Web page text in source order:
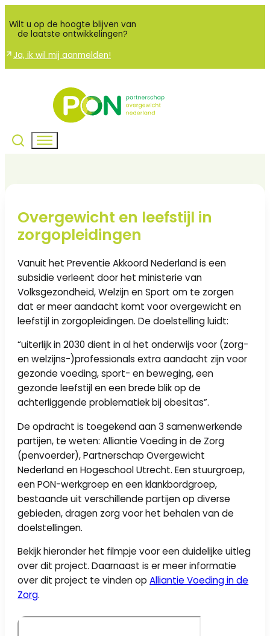
Wilt u op de hoogte blijven van
de laatste ontwikkelingen?
Ja, ik wil mij aanmelden!
Overgewicht en leefstijl in
zorgopleidingen
Vanuit het Preventie Akkoord Nederland is een
subsidie verleent door het ministerie van
Volksgezondheid, Welzijn en Sport om te zorgen
dat er meer aandacht komt voor overgewicht en
leefstijl in zorgopleidingen. De doelstelling luidt:
“uiterlijk in 2030 dient in al het onderwijs voor (zorg-
en welzijns-)professionals extra aandacht zijn voor
gezonde voeding, sport- en beweging, een
gezonde leefstijl en een brede blik op de
achterliggende problematiek bij obesitas”.
De opdracht is toegekend aan 3 samenwerkende
partijen, te weten: Alliantie Voeding in de Zorg
(penvoerder), Partnerschap Overgewicht
Nederland en Hogeschool Utrecht. Een stuurgroep,
een PON-werkgroep en een klankbordgroep,
bestaande uit verschillende partijen op diverse
gebieden, dragen zorg voor het behalen van de
doelstellingen.
Bekijk hieronder het filmpje voor een duidelijke uitleg
over dit project. Daarnaast is er meer informatie
over dit project te vinden opAlliantie Voeding in de
Zorg.